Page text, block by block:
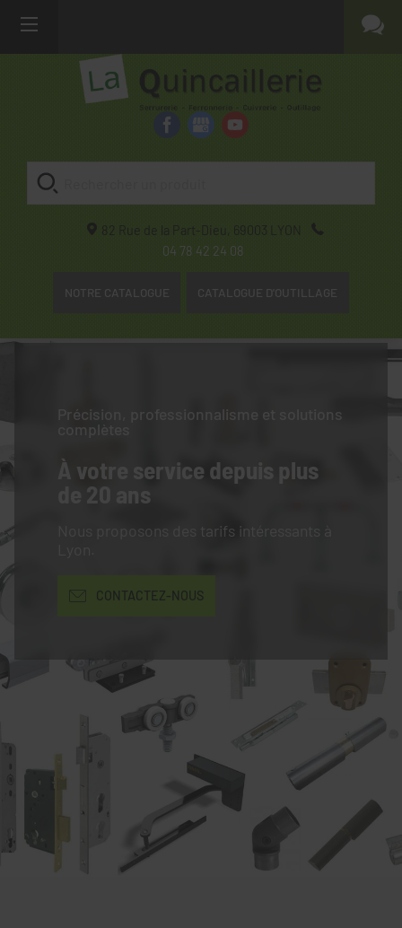
82 Rue de la Part-Dieu, 69003
LYON
04 78 42 24 08
NOTRE CATALOGUE CATALOGUE D'OUTILLAGE
Précision, professionnalisme et solutions
complètes
À votre service depuis plus
de 20 ans
Nous proposons des tarifs intéressants à
CONTACTEZ-NOUS